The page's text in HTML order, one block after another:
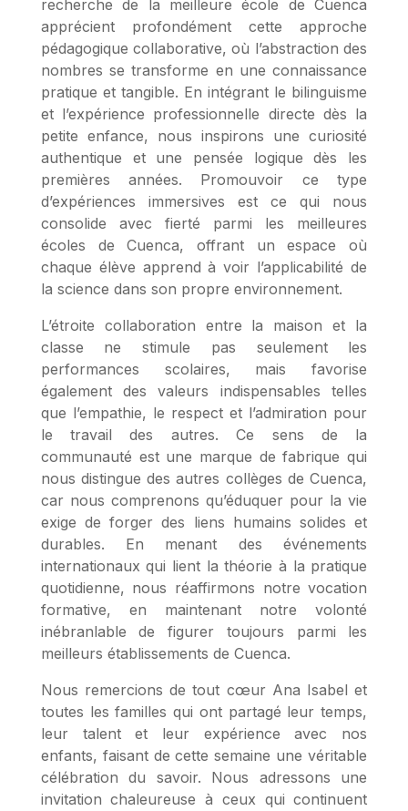
recherche de la meilleure école de Cuenca
apprécient profondément cette approche
pédagogique collaborative, où l’abstraction des
nombres se transforme en une connaissance
pratique et tangible. En intégrant le bilinguisme
et l’expérience professionnelle directe dès la
petite enfance, nous inspirons une curiosité
authentique et une pensée logique dès les
premières années. Promouvoir ce type
d’expériences immersives est ce qui nous
consolide avec fierté parmi les meilleures
écoles de Cuenca, offrant un espace où
chaque élève apprend à voir l’applicabilité de
la science dans son propre environnement.
L’étroite collaboration entre la maison et la
classe ne stimule pas seulement les
performances scolaires, mais favorise
également des valeurs indispensables telles
que l’empathie, le respect et l’admiration pour
le travail des autres. Ce sens de la
communauté est une marque de fabrique qui
nous distingue des autres collèges de Cuenca,
car nous comprenons qu’éduquer pour la vie
exige de forger des liens humains solides et
durables. En menant des événements
internationaux qui lient la théorie à la pratique
quotidienne, nous réaffirmons notre vocation
formative, en maintenant notre volonté
inébranlable de figurer toujours parmi les
meilleurs établissements de Cuenca.
Nous remercions de tout cœur Ana Isabel et
toutes les familles qui ont partagé leur temps,
leur talent et leur expérience avec nos
enfants, faisant de cette semaine une véritable
célébration du savoir. Nous adressons une
invitation chaleureuse à ceux qui continuent